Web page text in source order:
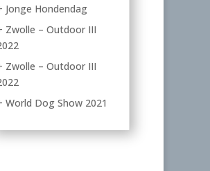
Jonge Hondendag
Zwolle – Outdoor III
Zwolle – Outdoor III
World Dog Show 2021